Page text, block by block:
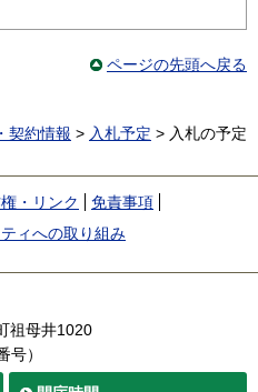
ページの先頭へ戻る
契約情報 > 入札予定 > 入札の予定
・リンク
免責事項
ィへの取り組み
祖母井1020
）